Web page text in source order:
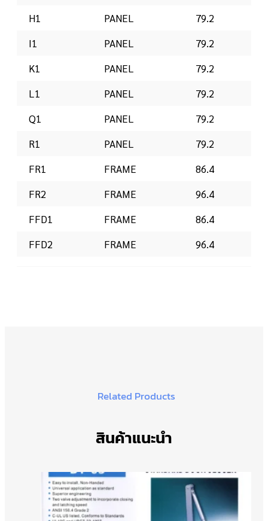
H1
PANEL
79.2
I1
PANEL
79.2
K1
PANEL
79.2
L1
PANEL
79.2
Q1
PANEL
79.2
R1
PANEL
79.2
FR1
FRAME
86.4
FR2
FRAME
96.4
FFD1
FRAME
86.4
FFD2
FRAME 96.4
Related Products
สินค้าแนะนำ